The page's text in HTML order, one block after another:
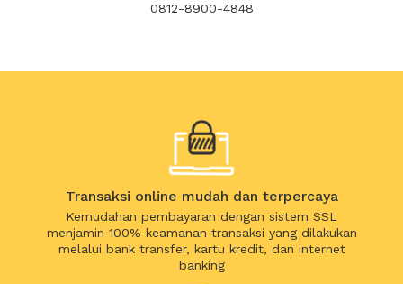
0812-8900-4848
Transaksi online mudah dan terpercaya
Kemudahan pembayaran dengan sistem SSL
menjamin 100% keamanan transaksi yang dilakukan
melalui bank transfer, kartu kredit, dan internet
banking